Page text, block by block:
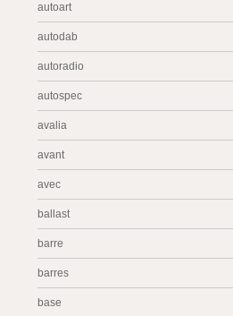
autoart
autodab
autoradio
autospec
avalia
avant
avec
ballast
barre
barres
base